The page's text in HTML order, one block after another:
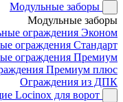
Модульные заборы
Модульные заборы
ограждения Эконом
ограждения Стандарт
ограждения Премиум
Премиум плюс
Ограждения из ДПК
Locinox для ворот